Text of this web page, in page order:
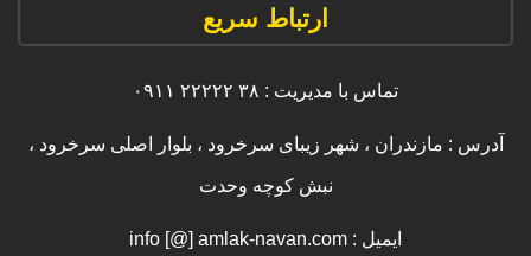
ارتباط سریع
تماس با مدیریت : ۳۸ ۲۲۲۲۲ ۰۹۱۱
آدرس : مازندران ، شهر زیبای سرخرود ، بلوار اصلی سرخرود ،
نبش کوچه وحدت
ایمیل : info [@] amlak-navan.com